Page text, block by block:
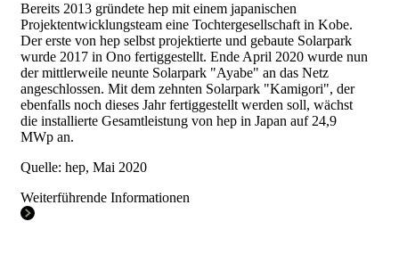
Bereits 2013 gründete hep mit einem japanischen
Projektentwicklungsteam eine Tochtergesellschaft in Kobe.
Der erste von hep selbst projektierte und gebaute Solarpark
wurde 2017 in Ono fertiggestellt. Ende April 2020 wurde nun
der mittlerweile neunte Solarpark "Ayabe" an das Netz
angeschlossen. Mit dem zehnten Solarpark "Kamigori", der
ebenfalls noch dieses Jahr fertiggestellt werden soll, wächst
die installierte Gesamtleistung von hep in Japan auf 24,9
MWp an.
Quelle: hep, Mai 2020
Weiterführende Informationen